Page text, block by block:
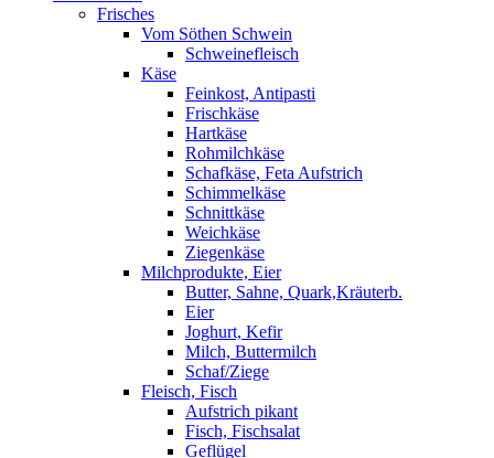
Frisches
Vom Söthen Schwein
Schweinefleisch
Käse
Feinkost, Antipasti
Frischkäse
Hartkäse
Rohmilchkäse
Schafkäse, Feta Aufstrich
Schimmelkäse
Schnittkäse
Weichkäse
Ziegenkäse
Milchprodukte, Eier
Butter, Sahne, Quark,Kräuterb.
Eier
Joghurt, Kefir
Milch, Buttermilch
Schaf/Ziege
Fleisch, Fisch
Aufstrich pikant
Fisch, Fischsalat
Geflügel